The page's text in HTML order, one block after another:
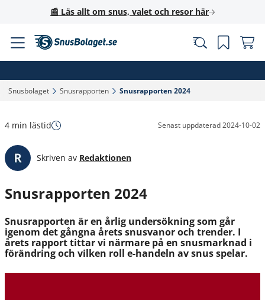
📰 Läs allt om snus, valet och resor här
Snusbolaget‎ Snusrapporten‎ Snusrapporten 2024‎
4 min lästid Senast uppdaterad2024-10-02
Skriven av Redaktionen
Snusrapporten 2024
Snusrapporten är en årlig undersökning som går
igenom det gångna årets snusvanor och trender. I
årets rapport tittar vi närmare på en snusmarknad i
förändring och vilken roll e-handeln av snus spelar.